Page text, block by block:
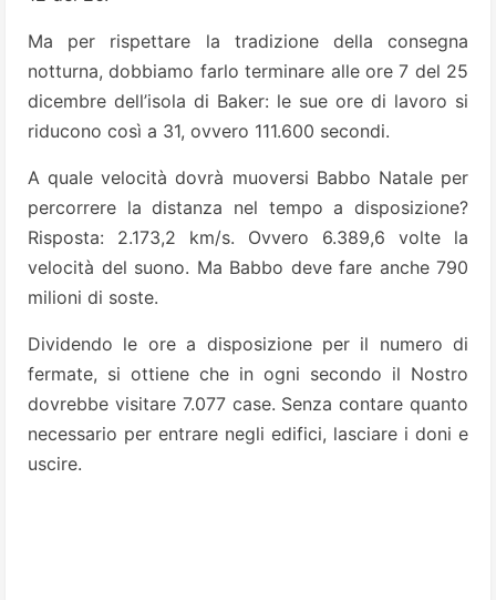
Ma per rispettare la tradizione della consegna
notturna, dobbiamo farlo terminare alle ore 7 del 25
dicembre dell’isola di Baker: le sue ore di lavoro si
riducono così a 31, ovvero 111.600 secondi.
A quale velocità dovrà muoversi Babbo Natale per
percorrere la distanza nel tempo a disposizione?
Risposta: 2.173,2 km/s. Ovvero 6.389,6 volte la
velocità del suono. Ma Babbo deve fare anche 790
milioni di soste.
Dividendo le ore a disposizione per il numero di
fermate, si ottiene che in ogni secondo il Nostro
dovrebbe visitare 7.077 case. Senza contare quanto
necessario per entrare negli edi­fici, lasciare i doni e
uscire.